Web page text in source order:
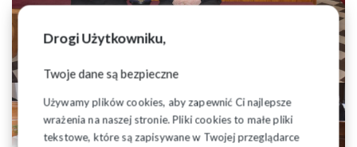
Drogi Użytkowniku,
Twoje dane są bezpieczne
Używamy plików cookies, aby zapewnić Ci najlepsze
wrażenia na naszej stronie. Pliki cookies to małe pliki
tekstowe, które są zapisywane w Twojej przeglądarce